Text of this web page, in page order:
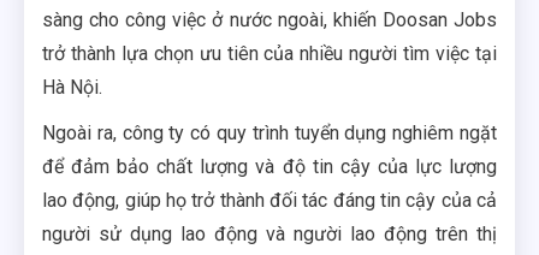
sàng cho công việc ở nước ngoài, khiến Doosan Jobs
trở thành lựa chọn ưu tiên của nhiều người tìm việc tại
Hà Nội.
Ngoài ra, công ty có quy trình tuyển dụng nghiêm ngặt
để đảm bảo chất lượng và độ tin cậy của lực lượng
lao động, giúp họ trở thành đối tác đáng tin cậy của cả
người sử dụng lao động và người lao động trên thị